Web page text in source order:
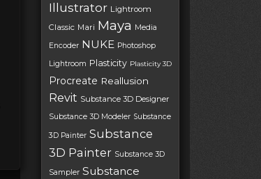
Illustrator Lightroom
Classic Mari Maya
Media
Encoder NUKE Photoshop
Lightroom Plasticity Plasticity 3D
Procreate Reallusion
Revit Substance 3D Designer
Substance 3D Modeler Substance
3D Painter Substance
3D Painter Substance 3D
Sampler Substance